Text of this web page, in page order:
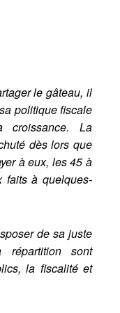
le gâteau, il
politique fiscale
La
dès lors que
à eux, les 45 à
faits à quelques-
de sa juste
sont
la fiscalité et